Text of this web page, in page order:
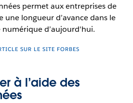
permet aux entreprises de
une longueur d’avance dans le
numérique d’aujourd'hui.
SUR LE SITE FORBES
à l’aide des